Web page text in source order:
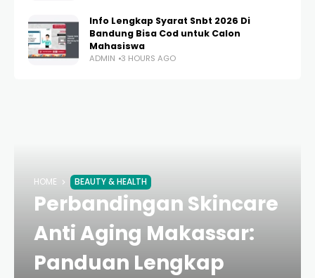
Info Lengkap Syarat Snbt 2026 Di
Bandung Bisa Cod untuk Calon
Mahasiswa
ADMIN 3 HOURS AGO
HOME BEAUTY & HEALTH
Perbandingan Skincare
Anti Aging Makassar:
Panduan Lengkap